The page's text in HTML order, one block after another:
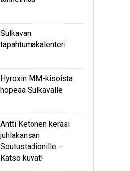
Sulkavan
tapahtumakalenteri
Hyroxin MM-kisoista
hopeaa Sulkavalle
Antti Ketonen keräsi
juhlakansan
Soutustadionille –
Katso kuvat!